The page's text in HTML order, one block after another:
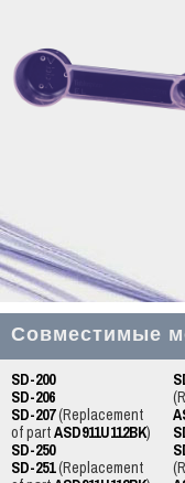
Совместимые
SD-200
SD-206
SD-207(Replacement
of partASD911U112BK)
SD-250
SD-251(Replacement